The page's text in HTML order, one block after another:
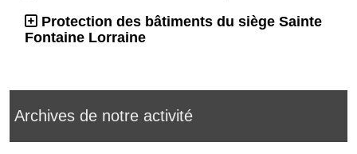
Protection des bâtiments du siège Sainte
Fontaine Lorraine
Archives de notre activité